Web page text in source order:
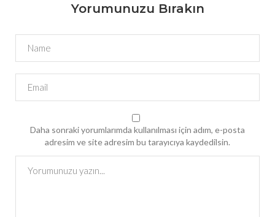
Yorumunuzu Bırakın
Daha sonraki yorumlarımda kullanılması için adım, e-posta
adresim ve site adresim bu tarayıcıya kaydedilsin.